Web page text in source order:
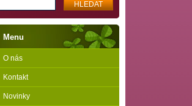
Menu
O nás
Kontakt
Novinky